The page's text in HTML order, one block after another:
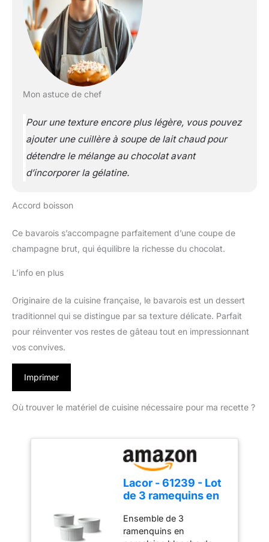
Mon astuce de chef
Pour une texture encore plus légère, vous pouvez
ajouter une cuillère à soupe de lait chaud pour
détendre le mélange au chocolat avant
d’incorporer la gélatine.
Accord boisson
Ce bavarois s’accompagne parfaitement d’une coupe de
champagne brut, qui équilibre la richesse du chocolat.
L’info en plus
Originaire de la cuisine française, le bavarois est un dessert
traditionnel qui se distingue par sa texture délicate. Parfait
pour réinventer vos restes de gâteau tout en impressionnant
vos convives.
Imprimer
Où trouver le matériel de cuisine nécessaire pour ma recette ?
Lacor - 61239 - Lot
de 3 ramequins en
finition lisse et
brillante, résistant
Ensemble de 3
ramenquins en